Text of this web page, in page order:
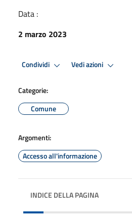
Data :
2 marzo 2023
Condividi Vedi azioni
Categorie:
Comune
Argomenti:
Accesso all'informazione
INDICE DELLA PAGINA